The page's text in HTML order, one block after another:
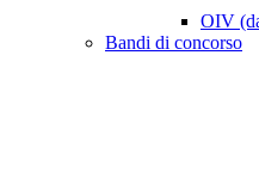
OIV
Bandi di concorso